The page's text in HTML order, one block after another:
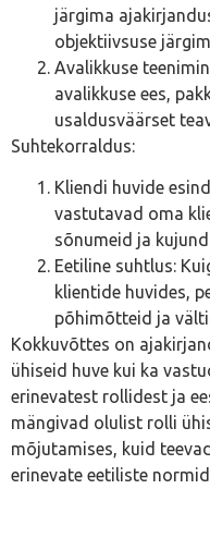
järgima
objektiivsuse
Avalikkuse
avalikkuse ees,
usaldusväärset
Suhtekorraldus:
Kliendi huvide
vastutavad oma
sõnumeid ja
Eetiline suhtlus:
klientide huvides,
põhimõtteid ja
Kokkuvõttes on
ühiseid huve kui ka
erinevatest rollidest ja
mängivad olulist rolli
mõjutamises, kuid
erinevate eetiliste